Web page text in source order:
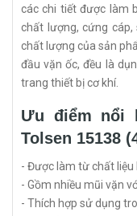
các chi tiết được làm
chất lượng, cứng cáp,
chất lượng của sản
đầu vặn ốc, đều là
trang thiết bị cơ khí.
Ưu điểm nổi
Tolsen 15138
- Được làm từ chất
- Gồm nhiều mũi vặn
- Thích hợp sử dụng